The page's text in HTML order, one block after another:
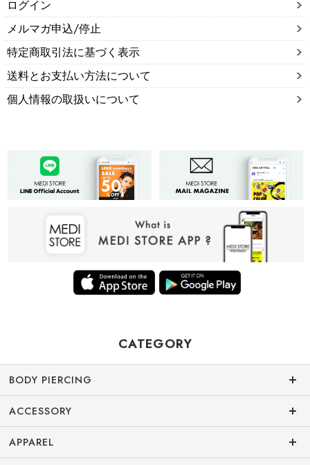
ログイン
メルマガ申込/停止
特定商取引法に基づく表示
送料とお支払い方法について
個人情報の取扱いについて
CATEGORY
BODY PIERCING
ACCESSORY
APPAREL